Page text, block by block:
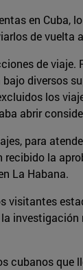
en Cuba,
de vuelta
de viaje.
diversos
los
abrir
para
la
La Habana.
cubanos que